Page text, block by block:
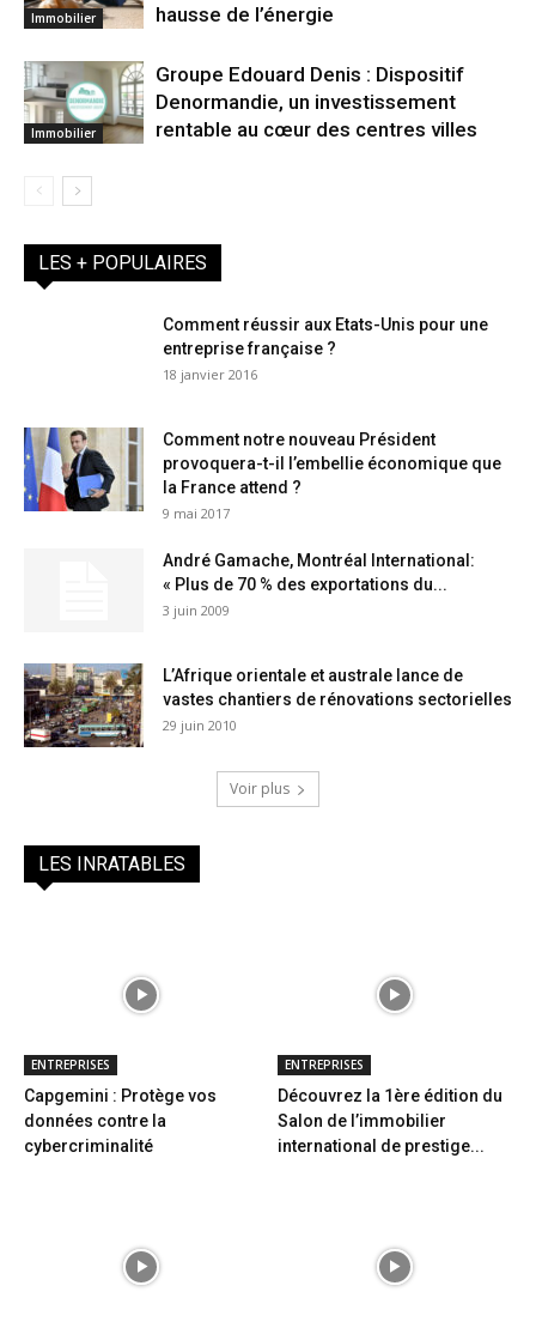
Immobilier
hausse de l’énergie
Immobilier
Groupe Edouard Denis : Dispositif
Denormandie, un investissement
rentable au cœur des centres villes
LES + POPULAIRES
Comment réussir aux Etats-Unis pour une
entreprise française ?
18 janvier 2016
Comment notre nouveau Président
provoquera-t-il l’embellie économique que
la France attend ?
9 mai 2017
André Gamache, Montréal International:
« Plus de 70 % des exportations du...
3 juin 2009
L’Afrique orientale et australe lance de
vastes chantiers de rénovations sectorielles
29 juin 2010
Voir plus
LES INRATABLES
ENTREPRISES
Capgemini : Protège vos
données contre la
cybercriminalité
ENTREPRISES
Découvrez la 1ère édition du
Salon de l’immobilier
international de prestige...